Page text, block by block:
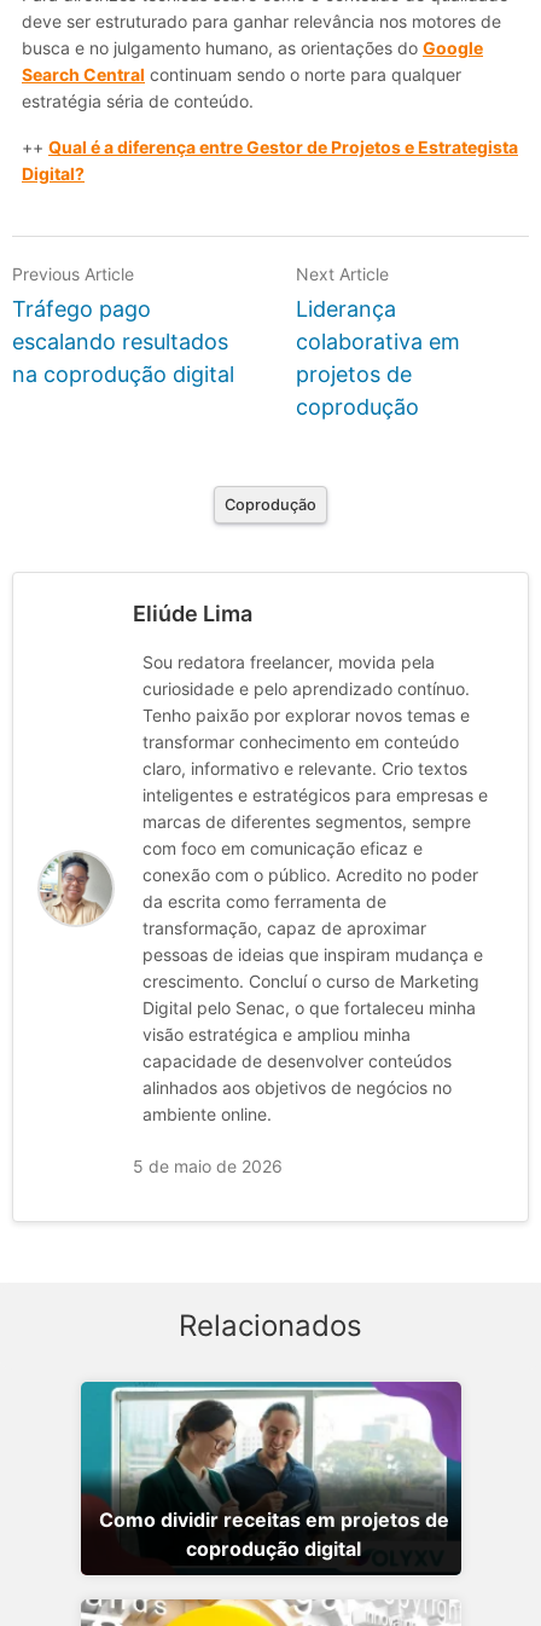
deve ser estruturado para ganhar relevância nos motores de
busca e no julgamento humano, as orientações do Google
Search Central continuam sendo o norte para qualquer
estratégia séria de conteúdo.
++ Qual é a diferença entre Gestor de Projetos e Estrategista
Digital?
Previous Article
Tráfego pago
escalando resultados
na coprodução digital
Next Article
Liderança
colaborativa em
projetos de
coprodução
Coprodução
Eliúde Lima
Sou redatora freelancer, movida pela
curiosidade e pelo aprendizado contínuo.
Tenho paixão por explorar novos temas e
transformar conhecimento em conteúdo
claro, informativo e relevante. Crio textos
inteligentes e estratégicos para empresas e
marcas de diferentes segmentos, sempre
com foco em comunicação eficaz e
conexão com o público. Acredito no poder
da escrita como ferramenta de
transformação, capaz de aproximar
pessoas de ideias que inspiram mudança e
crescimento. Concluí o curso de Marketing
Digital pelo Senac, o que fortaleceu minha
visão estratégica e ampliou minha
capacidade de desenvolver conteúdos
alinhados aos objetivos de negócios no
ambiente online.
5 de maio de 2026
Relacionados
Como dividir receitas em projetos de
coprodução digital